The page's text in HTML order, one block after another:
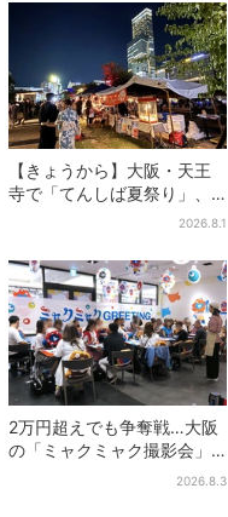
【きょうから】大阪・天王
寺で「てんしば夏祭り」、
縁日や盆踊り…涼しいスプラ
2026.8.1
2万円超えでも争奪戦…大阪
の「ミャクミャク撮影会」
に全国からファン集結、参
2026.8.3